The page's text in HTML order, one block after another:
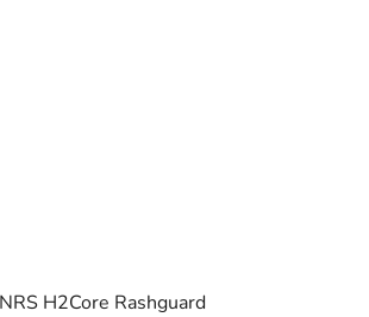
NRS H2Core Rashguard